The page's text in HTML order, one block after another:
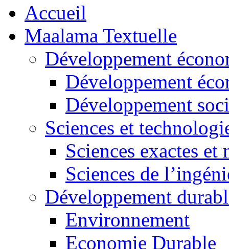
Accueil
Maalama Textuelle
Développement
Développement
Développement
Sciences et
Sciences exactes et
Sciences de
Développement
Environnement
Economie Durable